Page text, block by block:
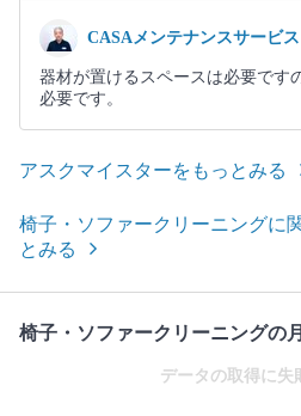
CASAメンテナンスサービス
器材が置けるスペースは必要です
必要です。
アスクマイスターをもっとみる
椅子・ソファークリーニングに
とみる
椅子・ソファークリーニングの
データの取得に失